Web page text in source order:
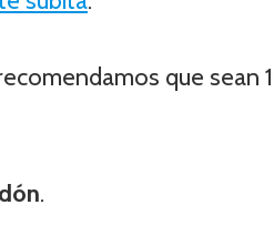
que sean
.